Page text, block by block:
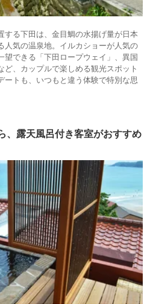
する下田は、金目鯛の水揚げ量が日本
人気の温泉地。イルカショーが人気の
望できる「下田ロープウェイ」、異国
、カップルで楽しめる観光スポット
ートも、いつもと違う体験で特別な思
、露天風呂付き客室がおすすめ